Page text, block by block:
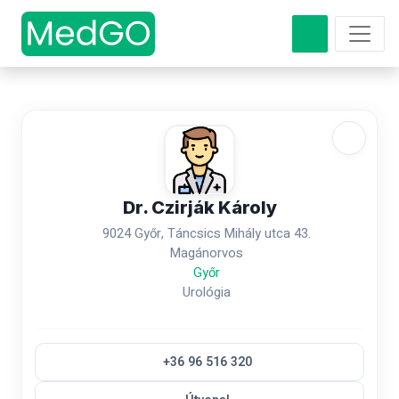
Dr. Czirják Károly
9024 Győr, Táncsics Mihály utca 43.
Magánorvos
Győr
Urológia
+36 96 516 320